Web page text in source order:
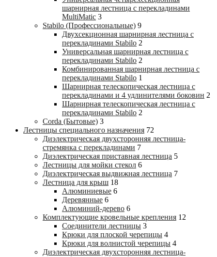
шарнирная лестница с перекладинами
MultiMatic 3
Stabilo (Профессиональные) 9
Двухсекционная шарнирная лестница с
перекладинами Stabilo 2
Универсальная шарнирная лестница с
перекладинами Stabilo 2
Комбинированная шарнирная лестница с
перекладинами Stabilo 1
Шарнирная телескопическая лестница с
перекладинами и 4 удлинителями боковин 2
Шарнирная телескопическая лестница с
перекладинами Stabilo 2
Corda (Бытовые) 3
Лестницы специального назначения 72
Диэлектрическая двухсторонняя лестница-
стремянка с перекладинами 7
Диэлектрическая приставная лестница 5
Лестницы для мойки стекол 6
Диэлектрическая выдвижная лестница 7
Лестница для крыш 18
Алюминиевые 6
Деревянные 6
Алюминий-дерево 6
Комплектующие кровельные крепления 12
Соединители лестницы 3
Крюки для плоской черепицы 4
Крюки для волнистой черепицы 4
Диэлектрическая двухсторонняя лестница-